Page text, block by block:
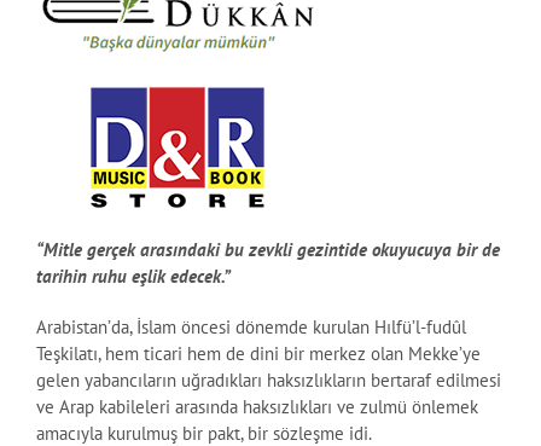
“Mitle gerçek arasındaki bu zevkli gezintide okuyucuya bir de
tarihin ruhu eşlik edecek.”
Arabistan’da, İslam öncesi dönemde kurulan Hılfü’l-fudûl
Teşkilatı, hem ticari hem de dini bir merkez olan Mekke’ye
gelen yabancıların uğradıkları haksızlıkların bertaraf edilmesi
ve Arap kabileleri arasında haksızlıkları ve zulmü önlemek
amacıyla kurulmuş bir pakt, bir sözleşme idi.